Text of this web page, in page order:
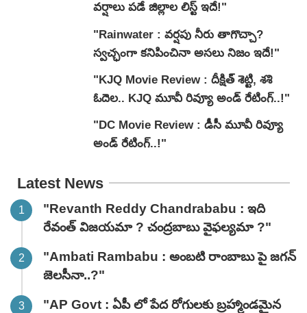
వర్షాలు పడే జిల్లాల లిస్ట్ ఇదే!"
"Rainwater : వర్షపు నీరు తాగొచ్చా?
స్వచ్ఛంగా కనిపించినా అసలు నిజం ఇదే!"
"KJQ Movie Review : దీక్షిత్ శెట్టి, శశి
ఓదెల.. KJQ మూవీ రివ్యూ అండ్ రేటింగ్‌..!"
"DC Movie Review : డీసీ మూవీ రివ్యూ
అండ్ రేటింగ్‌..!"
Latest News
"Revanth Reddy Chandrababu : ఇది
రేవంత్ విజయమా ? చంద్రబాబు వైఫల్యమా ?"
"Ambati Rambabu : అంబటి రాంబాబు పై జగన్
జెలసీనా..?"
"AP Govt : ఏపీ లో పేద రోగులకు బ్రహ్మాండమైన